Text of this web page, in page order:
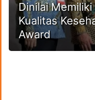
Dinilai
Kualitas
Award